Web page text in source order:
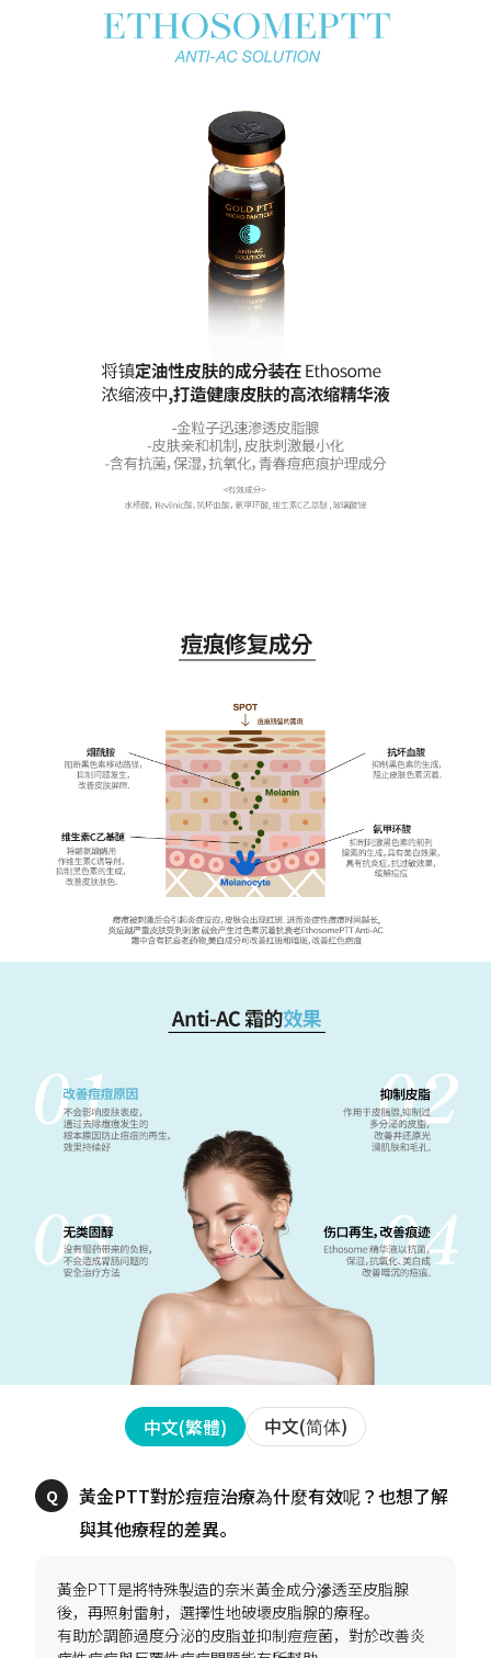
中文(繁體) 中文(简体)
黃金PTT對於痘痘治療為什麼有效呢？也想了解
黃金PTT是將特殊製造的奈米黃金成分滲透至皮脂腺
後，再照射雷射，選擇性地破壞皮脂腺的療程。
有助於調節過度分泌的皮脂並抑制痘痘菌，對於改善炎